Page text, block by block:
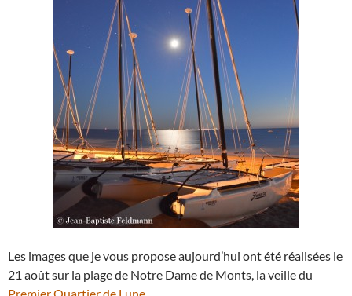
Les images que je vous propose aujourd’hui ont été réalisées le
21 août sur la plage de Notre Dame de Monts, la veille du